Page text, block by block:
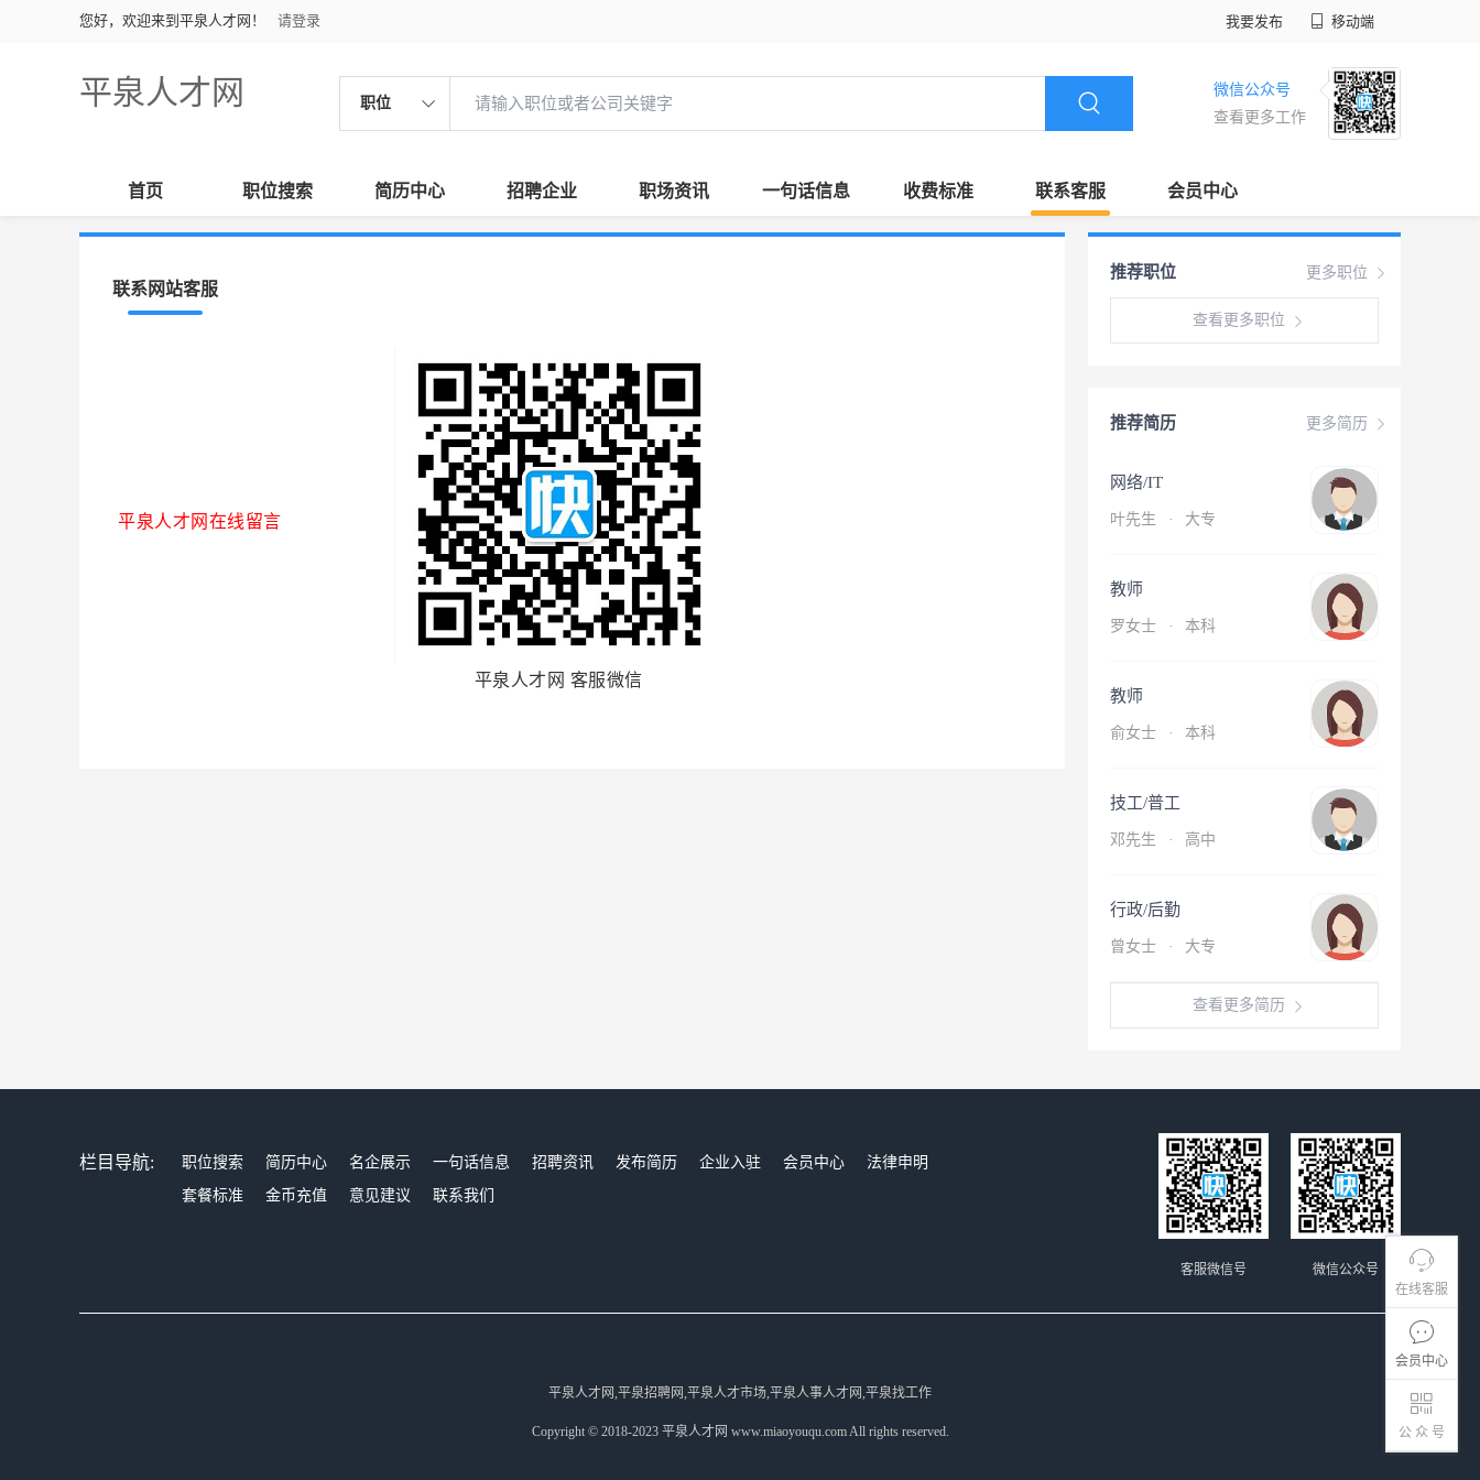
您好，欢迎来到平泉人才网！ 请登录 我要发布 移动端
平泉人才网 职位
微信公众号
查看更多工作
首页 职位搜索 简历中心 招聘企业 职场资讯 一句话信息 收费标准 联系客服 会员中心
在线客服
会员中心
公 众 号
联系网站客服
平泉人才网在线留言
平泉人才网 客服微信
更多职位
推荐职位
查看更多职位
更多简历
推荐简历
网络/IT
叶先生 · 大专
教师
罗女士 · 本科
教师
俞女士 · 本科
技工/普工
邓先生 · 高中
行政/后勤
曾女士 · 大专
查看更多简历
栏目导航: 职位搜索 简历中心 名企展示 一句话信息 招聘资讯 发布简历 企业入驻 会员中心
法律申明
套餐标准
金币充值 意见建议 联系我们
微信公众号
客服微信号
平泉人才网,平泉招聘网,平泉人才市场,平泉人事人才网,平泉找工作
Copyright © 2018-2023 平泉人才网 www.miaoyouqu.com All rights reserved.